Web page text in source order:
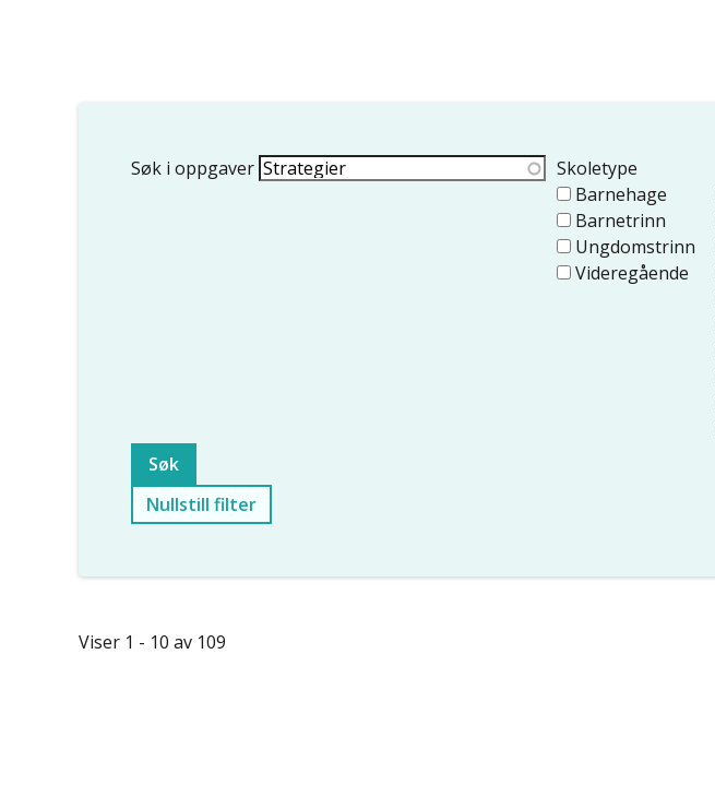
Søk i oppgaver
Skoletype
Barnehage
Barnetrinn
Ungdomstrinn
Videregående
Nullstill filter
Viser 1 - 10 av 109